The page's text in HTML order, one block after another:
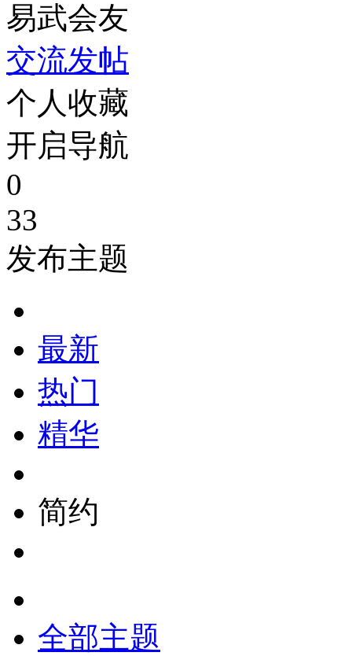
易武会友
交流发帖
个人收藏
开启导航
0
33
发布主题
最新
热门
精华
简约
全部主题